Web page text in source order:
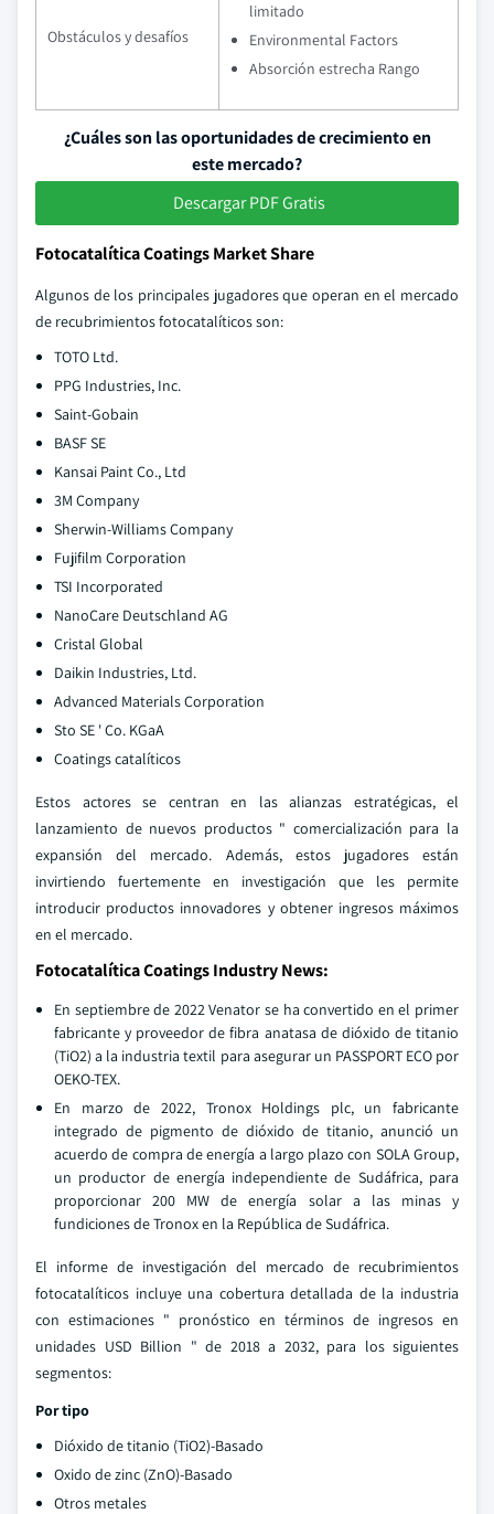
Obstáculos y desafíos
limitado
Environmental Factors
Absorción estrecha Rango
¿Cuáles son las oportunidades de crecimiento en
este mercado?
Descargar PDF Gratis
Fotocatalítica Coatings Market Share
Algunos de los principales jugadores que operan en el mercado
de recubrimientos fotocatalíticos son:
TOTO Ltd.
PPG Industries, Inc.
Saint-Gobain
BASF SE
Kansai Paint Co., Ltd
3M Company
Sherwin-Williams Company
Fujifilm Corporation
TSI Incorporated
NanoCare Deutschland AG
Cristal Global
Daikin Industries, Ltd.
Advanced Materials Corporation
Sto SE ' Co. KGaA
Coatings catalíticos
Estos actores se centran en las alianzas estratégicas, el
lanzamiento de nuevos productos " comercialización para la
expansión del mercado. Además, estos jugadores están
invirtiendo fuertemente en investigación que les permite
introducir productos innovadores y obtener ingresos máximos
en el mercado.
Fotocatalítica Coatings Industry News:
En septiembre de 2022 Venator se ha convertido en el primer
fabricante y proveedor de fibra anatasa de dióxido de titanio
(TiO2) a la industria textil para asegurar un PASSPORT ECO por
OEKO-TEX.
En marzo de 2022, Tronox Holdings plc, un fabricante
integrado de pigmento de dióxido de titanio, anunció un
acuerdo de compra de energía a largo plazo con SOLA Group,
un productor de energía independiente de Sudáfrica, para
proporcionar 200 MW de energía solar a las minas y
fundiciones de Tronox en la República de Sudáfrica.
El informe de investigación del mercado de recubrimientos
fotocatalíticos incluye una cobertura detallada de la industria
con estimaciones " pronóstico en términos de ingresos en
unidades USD Billion " de 2018 a 2032, para los siguientes
segmentos:
Por tipo
Dióxido de titanio (TiO2)-Basado
Oxido de zinc (ZnO)-Basado
Otros metales